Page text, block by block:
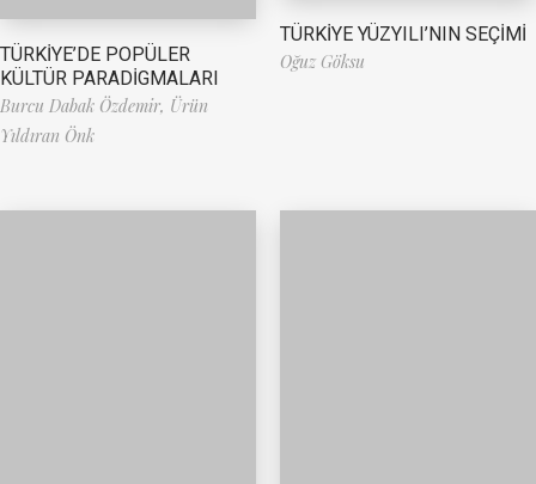
TÜRKİYE’DE POPÜLER
KÜLTÜR PARADİGMALARI
Burcu Dabak Özdemir, Ürün
Yıldıran Önk
TÜRKİYE YÜZYILI’NIN SEÇİMİ
Oğuz Göksu